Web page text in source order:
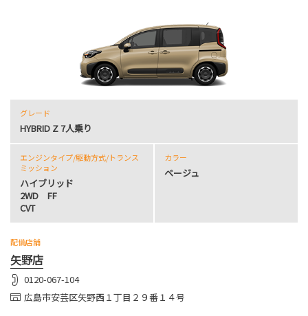
グレード
HYBRID Z 7人乗り
エンジンタイプ/駆動方式/トランス
ミッション
ハイブリッド
2WD FF
CVT
カラー
ベージュ
配備店舗
矢野店
0120-067-104
広島市安芸区矢野西１丁目２９番１４号